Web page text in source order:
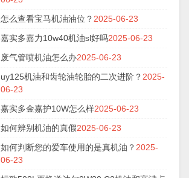
怎么查看宝马机油油位？ 2025-06-23
嘉实多嘉力10w40机油sl好吗2025-06-23
废气管喷机油怎么办2025-06-23
uy125机油和齿轮油轮胎的二次进阶？ 2025-
06-23
嘉实多金嘉护10W怎么样2025-06-23
如何辨别机油的真假2025-06-23
如何判断您的爱车使用的是真机油？ 2025-
06-23